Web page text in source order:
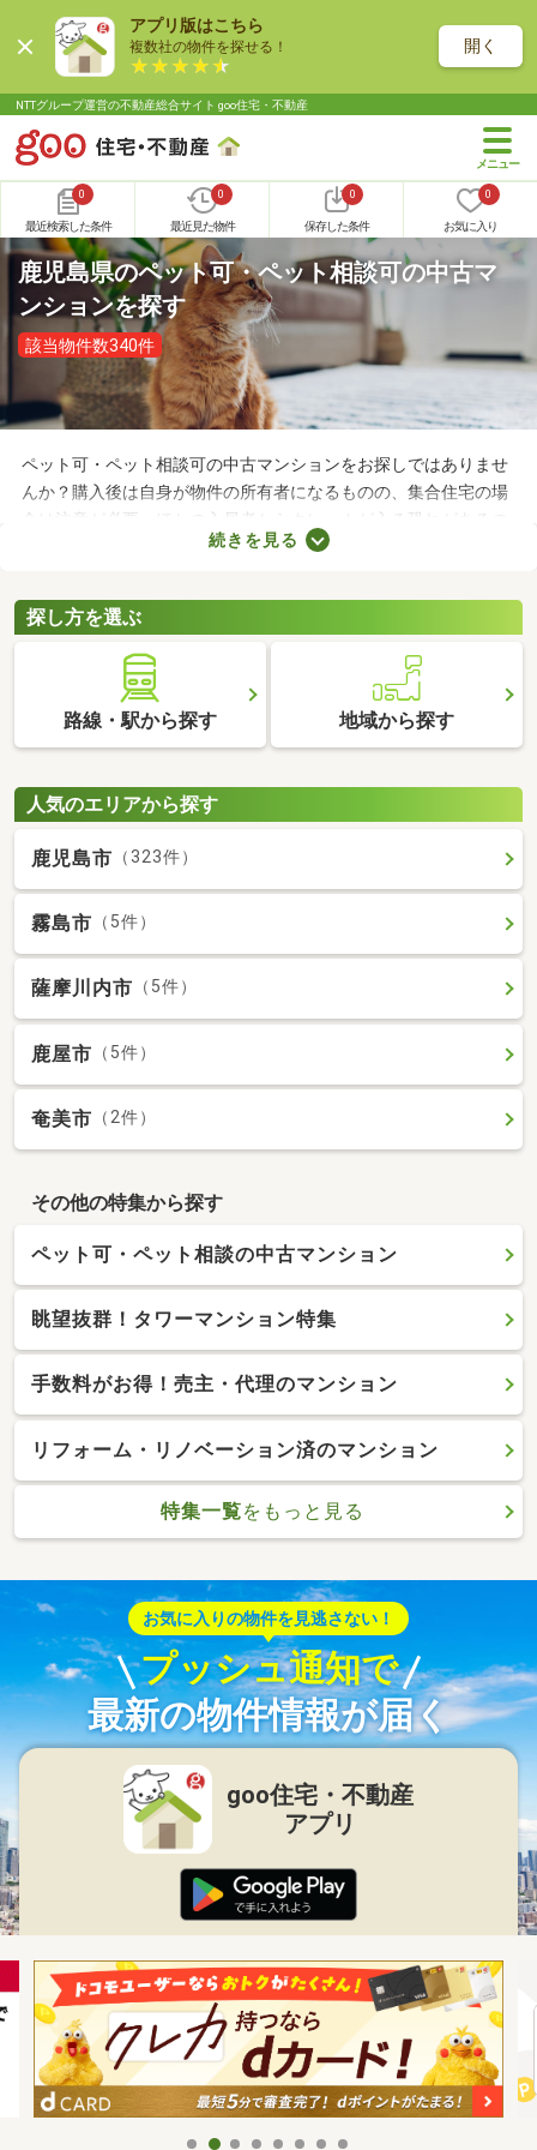
アプリ版はこちら
複数社の物件を探せる！ 開く
NTTグループ運営の不動産総合サイト goo住宅・不動産
0
最近検索した条件
0
最近見た物件
0
保存した条件
0
お気に入り
鹿児島県のペット可・ペット相談可の中古マ
ンションを探す
該当物件数340件
ペット可・ペット相談可の中古マンションをお探しではありませ
んか？購入後は自身が物件の所有者になるものの、集合住宅の場
合は注意が必要。ほかの入居者からクレームが入る恐れがあるの
で、大切な家族と引っ越す際は、ペット可の物件を選ぶことが大
するので、ペットと快適に暮らせるお部屋を見つけてください
ね。
続きを見る
探し方を選ぶ
路線・駅から探す 地域から探す
人気のエリアから探す
鹿児島市 （323件）
霧島市 （5件）
薩摩川内市 （5件）
鹿屋市 （5件）
奄美市 （2件）
その他の特集から探す
ペット可・ペット相談の中古マンション
眺望抜群！タワーマンション特集
手数料がお得！売主・代理のマンション
リフォーム・リノベーション済のマンション
特集一覧をもっと見る
お気に入りの物件を見逃さない！
プッシュ通知で
最新の物件情報が届く
goo住宅・不動産
アプリ